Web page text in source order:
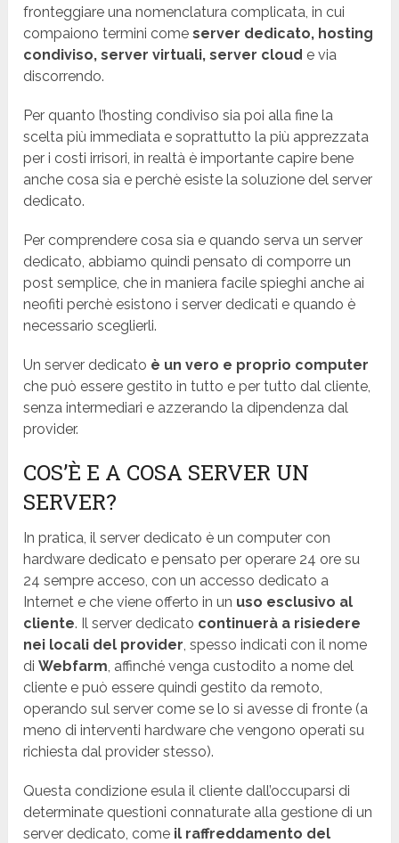
fronteggiare una nomenclatura complicata, in cui
compaiono termini comeserver dedicato, hosting
condiviso, server virtuali, server cloud e via
discorrendo.
Per quanto l’hosting condiviso sia poi alla fine la
scelta più immediata e soprattutto la più apprezzata
per i costi irrisori, in realtà è importante capire bene
anche cosa sia e perchè esiste la soluzione del server
dedicato.
Per comprendere cosa sia e quando serva un server
dedicato, abbiamo quindi pensato di comporre un
post semplice, che in maniera facile spieghi anche ai
neofiti perchè esistono i server dedicati e quando è
necessario sceglierli.
Un server dedicato è un vero e proprio computer
che può essere gestito in tutto e per tutto dal cliente,
senza intermediari e azzerando la dipendenza dal
provider.
COS’È E A COSA SERVER UN
SERVER?
In pratica, il server dedicato è un computer con
hardware dedicato e pensato per operare 24 ore su
24 sempre acceso, con un accesso dedicato a
Internet e che viene offerto in un uso esclusivo al
cliente. Il server dedicato continuerà a risiedere
nei locali del provider, spesso indicati con il nome
diWebfarm, affinché venga custodito a nome del
cliente e può essere quindi gestito da remoto,
operando sul server come se lo si avesse di fronte (a
meno di interventi hardware che vengono operati su
richiesta dal provider stesso).
Questa condizione esula il cliente dall’occuparsi di
determinate questioni connaturate alla gestione di un
server dedicato, come il raffreddamento del